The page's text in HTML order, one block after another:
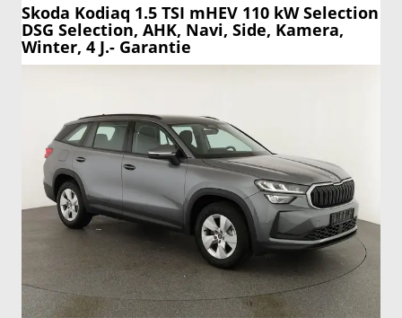
Skoda Kodiaq 1.5 TSI mHEV 110 kW Selection
DSG Selection, AHK, Navi, Side, Kamera,
Winter, 4 J.- Garantie